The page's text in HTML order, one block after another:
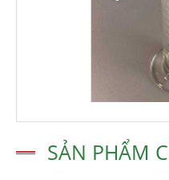
SẢN PHẨM